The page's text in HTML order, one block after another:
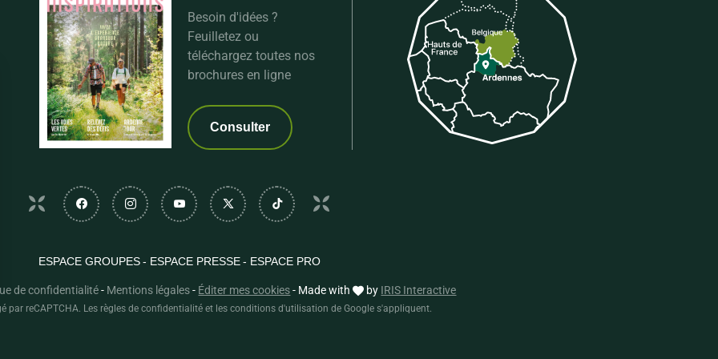
Besoin d'idées ?
Feuilletez ou
téléchargez toutes nos
brochures en ligne
Consulter
Suivez-nous sur Facebook
Suivez-nous sur Instagram
Suivez-nous sur Youtube
Suivez-nous sur Twitter
Suivez-nous sur Tiktok
ESPACE GROUPES ESPACE PRESSE ESPACE PRO
de confidentialité - Mentions légales - Éditer mes cookies - Made with by IRIS Interactive
par reCAPTCHA. Les règles de confidentialitéet les conditions d'utilisation de Google s'appliquent.
vos Options
paramètres de confidentialité, en garantissant la conformité avec les réglementations. Personnalisez vos